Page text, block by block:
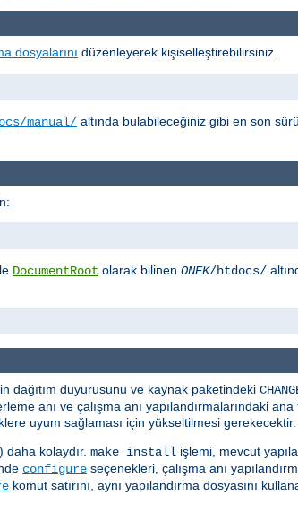
dosyalarını düzenleyerek kişiselleştirebilirsiniz.
manual/ altında bulabileceğiniz gibi en son
DocumentRoot olarak bilinen ÖNEK/htdocs/
dağıtım duyurusunu ve kaynak paketindeki
anı ve çalışma anı yapılandırmalarındaki
uyum sağlaması için yükseltilmesi gerekecektir.
kolaydır. make install işlemi, mevcut
configure seçenekleri, çalışma anı
komut satırını, aynı yapılandırma dosyasını